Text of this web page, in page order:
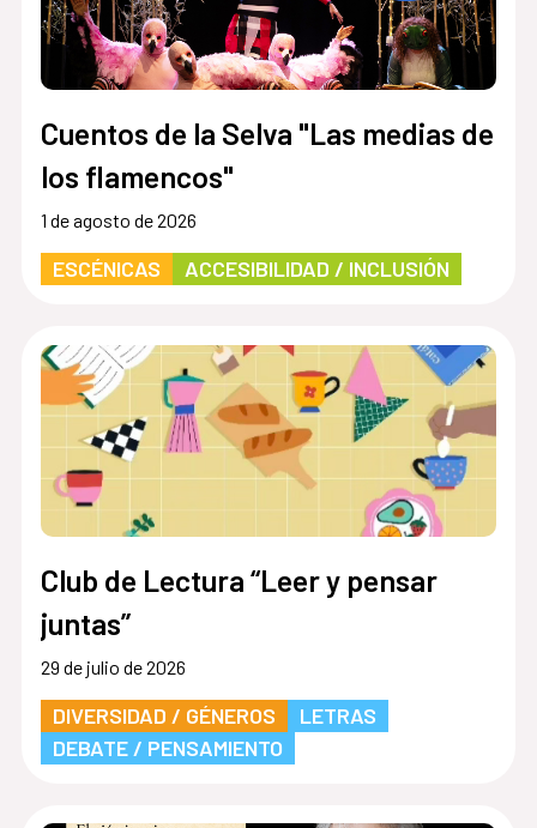
Cuentos de la Selva "Las medias de
los flamencos"
1 de agosto de 2026
ESCÉNICAS ACCESIBILIDAD / INCLUSIÓN
Club de Lectura “Leer y pensar
juntas”
29 de julio de 2026
DIVERSIDAD / GÉNEROS
LETRAS
DEBATE / PENSAMIENTO